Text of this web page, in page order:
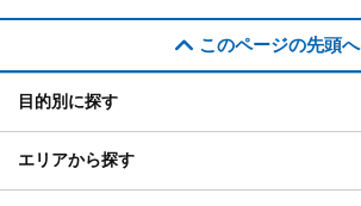
このページの先頭へ
目的別に探す
エリアから探す